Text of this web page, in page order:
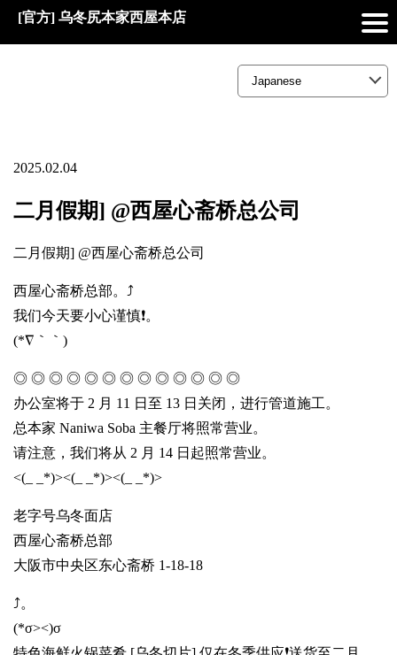
[官方] 乌冬尻本家西屋本店
2025.02.04
二月假期] @西屋心斋桥总公司
二月假期] @西屋心斋桥总公司
西屋心斋桥总部。⤴️
我们今天要小心谨慎❗。
(*∇｀｀)
◎ ◎ ◎ ◎ ◎ ◎ ◎ ◎ ◎ ◎ ◎ ◎ ◎
办公室将于 2 月 11 日至 13 日关闭，进行管道施工。
总本家 Naniwa Soba 主餐厅将照常营业。
请注意，我们将从 2 月 14 日起照常营业。
<(_ _*)><(_ _*)><(_ _*)>
老字号乌冬面店
西屋心斋桥总部
大阪市中央区东心斋桥 1-18-18
⤴️。
(*σ><)σ